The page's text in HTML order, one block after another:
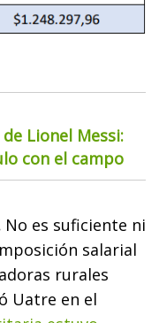
Lionel Messi:
con el campo
No es suficiente ni
salarial
rurales
Uatre en el